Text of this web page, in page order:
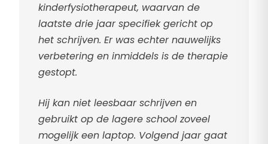
kinderfysiotherapeut, waarvan de
laatste drie jaar specifiek gericht op
het schrijven. Er was echter nauwelijks
verbetering en inmiddels is de therapie
gestopt.
Hij kan niet leesbaar schrijven en
gebruikt op de lagere school zoveel
mogelijk een laptop. Volgend jaar gaat